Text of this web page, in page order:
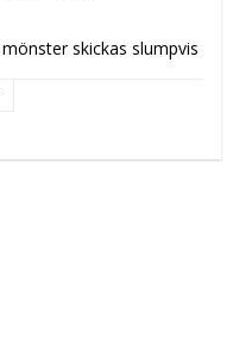
skickas slumpvis